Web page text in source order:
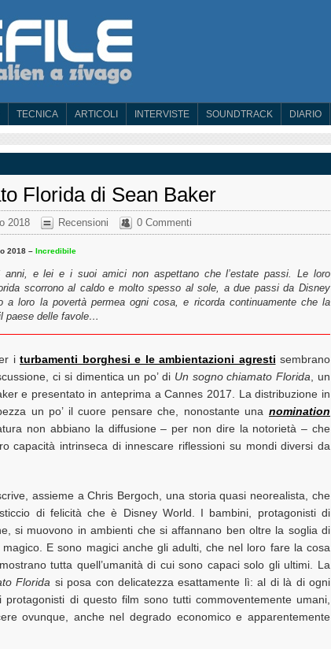
TECNICA ARTICOLI INTERVISTE SOUNDTRACK DIARIO
Florida di Sean Baker
2018 Recensioni 0 Commenti
2018 – Incredibile
anni, e lei e i suoi amici non aspettano che l’estate passi. Le loro
scorrono al caldo e molto spesso al sole, a due passi da Disney
a loro la povertà permea ogni cosa, e ricorda continuamente che la
paese delle favole…
i turbamenti borghesi e le ambientazioni agresti sembrano
ci si dimentica un po’ di Un sogno chiamato Florida , un
e presentato in anteprima a Cannes 2017. La distribuzione in
un po’ il cuore pensare che, nonostante una nomination
non abbiano la diffusione – per non dire la notorietà – che
capacità intrinseca di innescare riflessioni su mondi diversi da
assieme a Chris Bergoch, una storia quasi neorealista, che
di felicità che è Disney World. I bambini, protagonisti di
si muovono in ambienti che si affannano ben oltre la soglia di
E sono magici anche gli adulti, che nel loro fare la cosa
tutta quell’umanità di cui sono capaci solo gli ultimi. La
Florida si posa con delicatezza esattamente lì: al di là di ogni
di questo film sono tutti commoventemente umani,
ovunque, anche nel degrado economico e apparentemente